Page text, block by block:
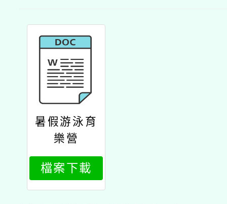
暑假游泳育
樂營
檔案下載